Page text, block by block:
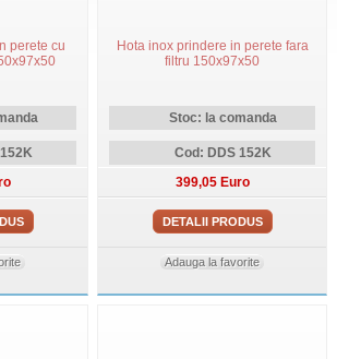
perete cu
Hota inox prindere in perete fara
filtru 150x97x50
Stoc: la comanda
Cod: DDS 152K
399,05 Euro
DETALII PRODUS
Adauga la favorite